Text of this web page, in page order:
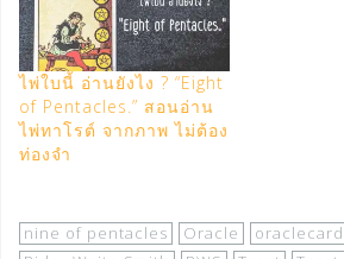
ไพ่ใบนี้ อ่านยังไง ? “Eight
of Pentacles.” สอนอ่าน
ไพ่ทาโรต์ จากภาพ ไม่ต้อง
ท่องจำ
nine of pentacles Oracle